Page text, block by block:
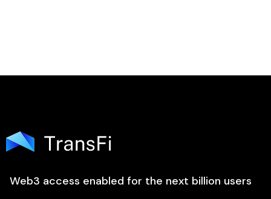
Web3 access enabled for the next billion users